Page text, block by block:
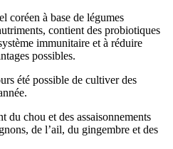
coréen à base de légumes
contient des probiotiques
immunitaire et à réduire
possibles.
été possible de cultiver des
du chou et des assaisonnements
de l’ail, du gingembre et des